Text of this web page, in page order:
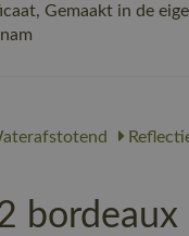
Gemaakt in de